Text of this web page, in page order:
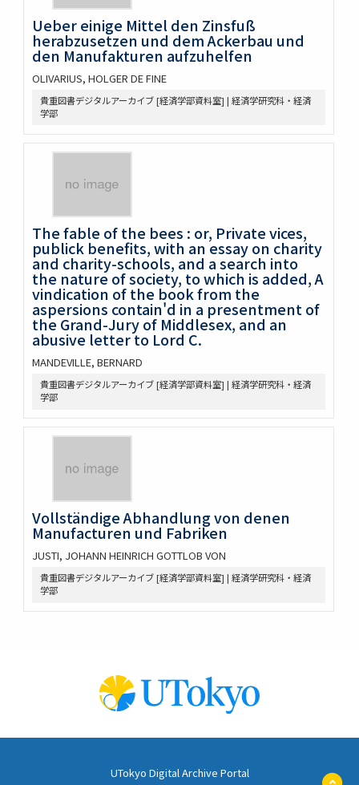
Ueber einige Mittel den Zinsfuß
herabzusetzen und dem Ackerbau und
den Manufakturen aufzuhelfen
OLIVARIUS, HOLGER DE FINE
貴重図書デジタルアーカイブ [経済学部資料室] | 経済学研究科・経済
学部
The fable of the bees : or, Private vices,
publick benefits, with an essay on charity
and charity-schools, and a search into
the nature of society, to which is added, A
vindication of the book from the
aspersions contain'd in a presentment of
the Grand-Jury of Middlesex, and an
abusive letter to Lord C.
MANDEVILLE, BERNARD
貴重図書デジタルアーカイブ [経済学部資料室] | 経済学研究科・経済
学部
Vollständige Abhandlung von denen
Manufacturen und Fabriken
JUSTI, JOHANN HEINRICH GOTTLOB VON
貴重図書デジタルアーカイブ [経済学部資料室] | 経済学研究科・経済
学部
UTokyo Digital Archive Portal ペ